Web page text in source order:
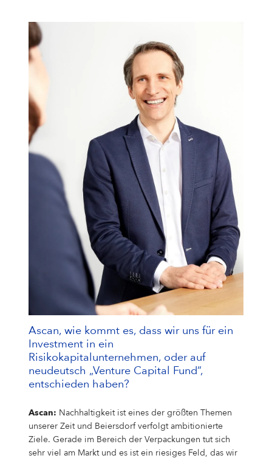
NIVEA Ball
Ascan, wie kommt es, dass wir uns für ein
Investment in ein
Risikokapitalunternehmen, oder auf
neudeutsch „Venture Capital Fund“,
entschieden haben?
Ascan: Nachhaltigkeit ist eines der größten Themen
unserer Zeit und Beiersdorf verfolgt ambitionierte
Ziele. Gerade im Bereich der Verpackungen tut sich
sehr viel am Markt und es ist ein riesiges Feld, das wir